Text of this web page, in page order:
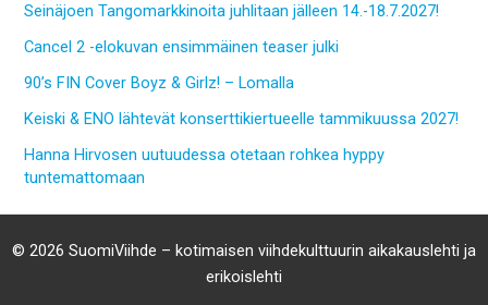
Seinäjoen Tangomarkkinoita juhlitaan jälleen 14.-18.7.2027!
Cancel 2 -elokuvan ensimmäinen teaser julki
90’s FIN Cover Boyz & Girlz! – Lomalla
Keiski & ENO lähtevät konserttikiertueelle tammikuussa 2027!
Hanna Hirvosen uutuudessa otetaan rohkea hyppy
tuntemattomaan
© 2026 SuomiViihde – kotimaisen viihdekulttuurin aikakauslehti ja
erikoislehti